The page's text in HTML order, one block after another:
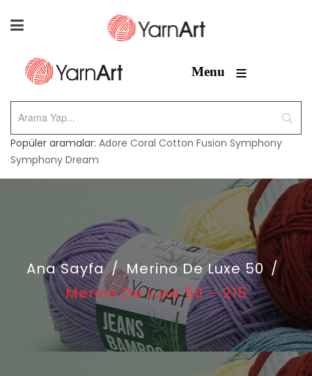
Menu ≡
Popüler aramalar: Adore Coral Cotton Fusion Symphony
Symphony Dream
Ana Sayfa / Merino De Luxe 50 /
Merino De Luxe 50 – 215